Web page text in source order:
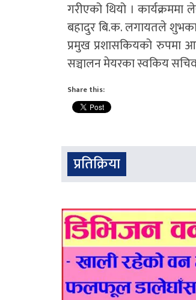
गरीएको थियो ।
बहादुर बि.क. लगायतले
प्रमुख प्रशासकियको रुपमा
सञ्चालन मेयरका स्वकिय
Share this:
प्रतिक्रिया